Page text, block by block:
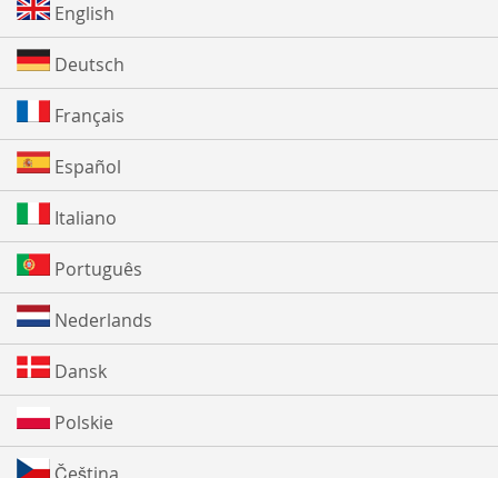
English
Deutsch
Français
Español
Italiano
Português
Nederlands
Dansk
Polskie